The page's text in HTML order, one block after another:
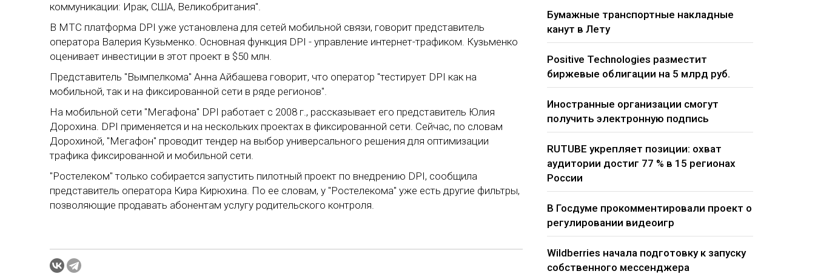
коммуникации: Ирак, США, Великобритания".
В МТС платформа DPI уже установлена для сетей мобильной связи, говорит представитель
оператора Валерия Кузьменко. Основная функция DPI - управление интернет-трафиком. Кузьменко
оценивает инвестиции в этот проект в $50 млн.
Представитель "Вымпелкома" Анна Айбашева говорит, что оператор "тестирует DPI как на
мобильной, так и на фиксированной сети в ряде регионов".
На мобильной сети "Мегафона" DPI работает с 2008 г., рассказывает его представитель Юлия
Дорохина. DPI применяется и на нескольких проектах в фиксированной сети. Сейчас, по словам
Дорохиной, "Мегафон" проводит тендер на выбор универсального решения для оптимизации
трафика фиксированной и мобильной сети.
"Ростелеком" только собирается запустить пилотный проект по внедрению DPI, сообщила
представитель оператора Кира Кирюхина. По ее словам, у "Ростелекома" уже есть другие фильтры,
позволяющие продавать абонентам услугу родительского контроля.
Бумажные транспортные накладные
канут в Лету
Positive Technologies разместит
биржевые облигации на 5 млрд руб.
Иностранные организации смогут
получить электронную подпись
RUTUBE укрепляет позиции: охват
аудитории достиг 77 % в 15 регионах
России
В Госдуме прокомментировали проект о
регулировании видеоигр
Wildberries начала подготовку к запуску
собственного мессенджера